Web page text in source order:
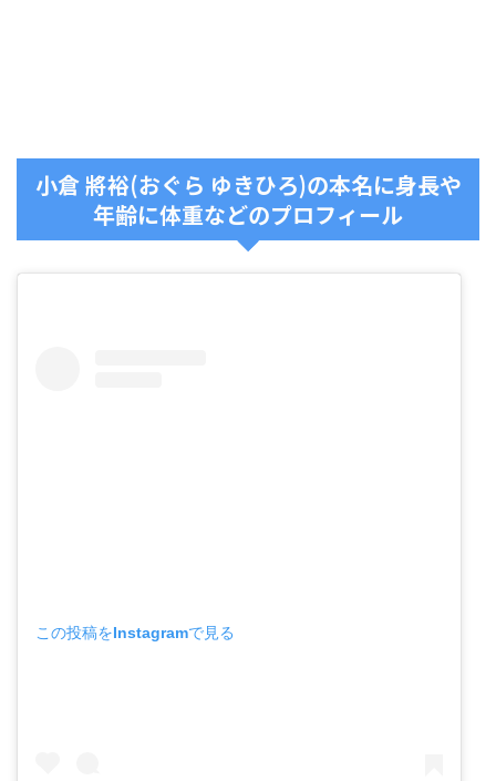
小倉 將裕(おぐら ゆきひろ)の本名に身長や
年齢に体重などのプロフィール
この投稿をInstagramで見る